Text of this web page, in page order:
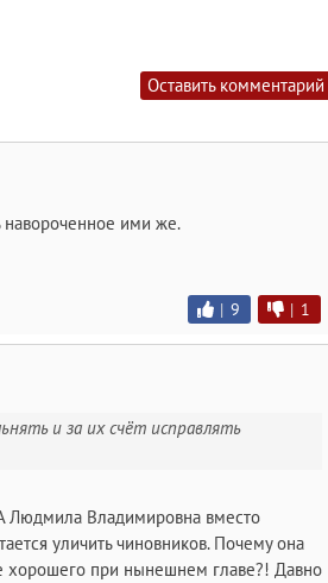
Оставить комментарий
навороченное ими же.
| 9 | 1
и за их счёт исправлять
Людмила Владимировна вместо
уличить чиновников. Почему она
хорошего при нынешнем главе?! Давно